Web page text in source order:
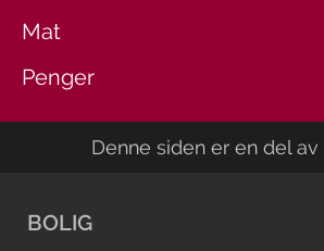
Mat
Penger
Denne siden er en del av
BOLIG